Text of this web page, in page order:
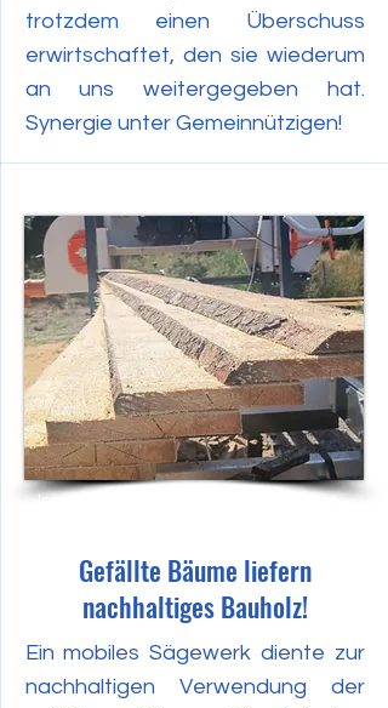
trotzdem einen Überschuss
erwirtschaftet, den sie wiederum
an uns weitergegeben hat.
Synergie unter Gemeinnützigen!
Januar 2023
Gefällte Bäume liefern
nachhaltiges Bauholz!
Ein mobiles Sägewerk diente zur
nachhaltigen Verwendung der